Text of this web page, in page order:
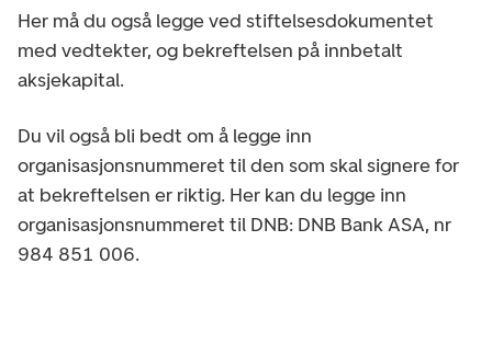
Her må du også legge ved stiftelsesdokumentet
med vedtekter, og bekreftelsen på innbetalt
aksjekapital.
Du vil også bli bedt om å legge inn
organisasjonsnummeret til den som skal signere for
at bekreftelsen er riktig. Her kan du legge inn
organisasjonsnummeret til DNB: DNB Bank ASA, nr
984 851 006.